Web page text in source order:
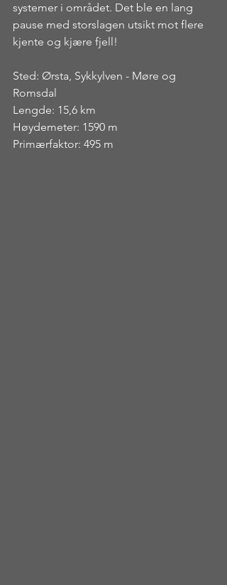
systemer i området. Det ble en lang
pause med storslagen utsikt mot flere
kjente og kjære fjell!
Sted: Ørsta, Sykkylven - Møre og
Romsdal
Lengde: 15,6 km
Høydemeter: 1590 m
Primærfaktor: 495 m